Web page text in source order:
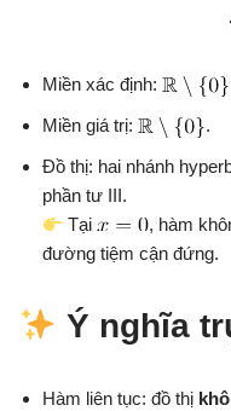
Miền xác định:
Miền giá trị:
.
Đồ thị: hai nhánh
phần tư III.
Tại
, hàm
đường tiệm cận đứng.
Ý nghĩa
Hàm liên tục: đồ thị